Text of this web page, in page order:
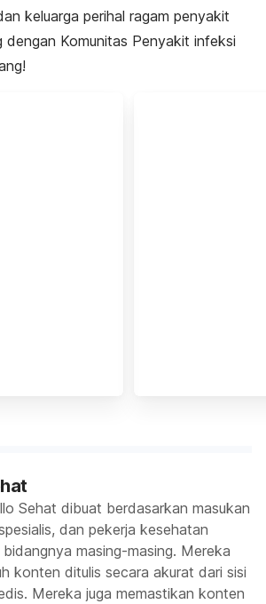
keluarga perihal ragam penyakit
dengan Komunitas Penyakit infeksi
Sehat dibuat berdasarkan masukan
dan pekerja kesehatan
masing-masing. Mereka
konten ditulis secara akurat dari sisi
Mereka juga memastikan konten